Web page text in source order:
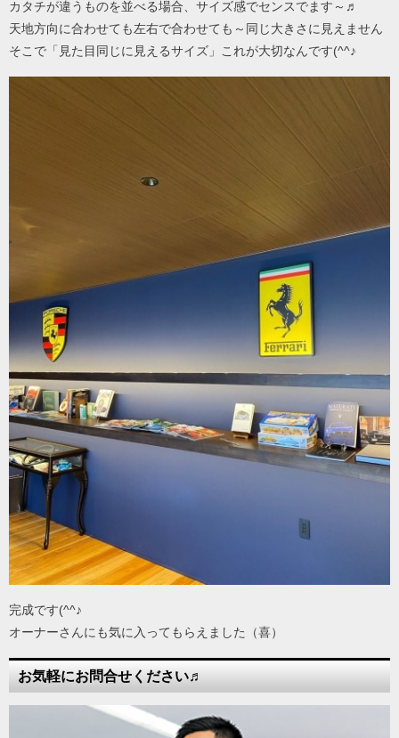
カタチが違うものを並べる場合、サイズ感でセンスでます～♬
天地方向に合わせても左右で合わせても～同じ大きさに見えません
そこで「見た目同じに見えるサイズ」これが大切なんです(^^♪
完成です(^^♪
オーナーさんにも気に入ってもらえました（喜）
お気軽にお問合せください♬